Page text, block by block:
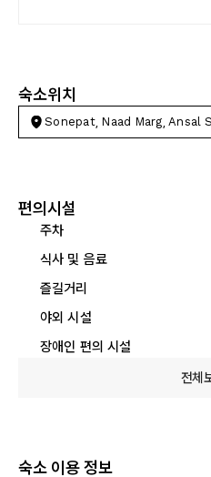
숙소위치
Sonepat, Naad Marg, Ansal
편의시설
주차
식사 및 음료
즐길거리
야외 시설
장애인 편의 시설
전체
숙소 이용 정보